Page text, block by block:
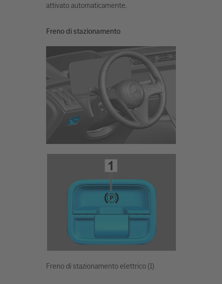
attivato automaticamente.
Freno di stazionamento
Freno di stazionamento elettrico (1)